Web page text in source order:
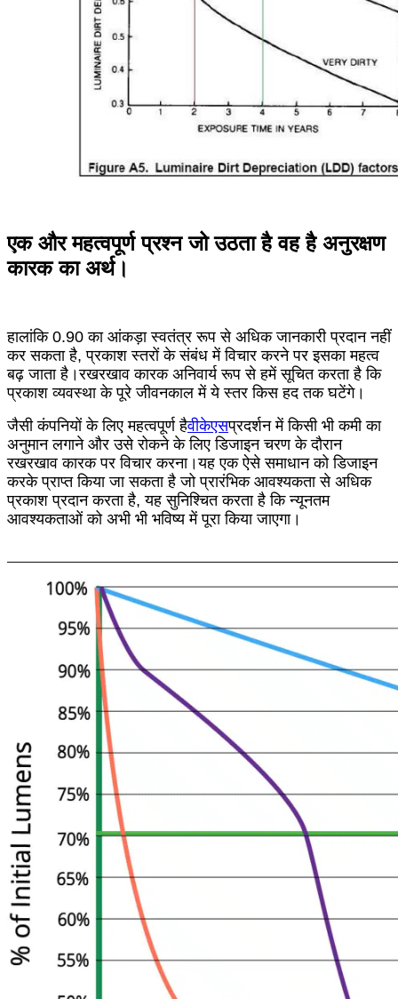
एक और महत्वपूर्ण प्रश्न जो उठता है वह है अनुरक्षण
कारक का अर्थ।
हालांकि 0.90 का आंकड़ा स्वतंत्र रूप से अधिक जानकारी प्रदान नहीं
कर सकता है, प्रकाश स्तरों के संबंध में विचार करने पर इसका महत्व
बढ़ जाता है।रखरखाव कारक अनिवार्य रूप से हमें सूचित करता है कि
प्रकाश व्यवस्था के पूरे जीवनकाल में ये स्तर किस हद तक घटेंगे।
जैसी कंपनियों के लिए महत्वपूर्ण हैवीकेएसप्रदर्शन में किसी भी कमी का
अनुमान लगाने और उसे रोकने के लिए डिजाइन चरण के दौरान
रखरखाव कारक पर विचार करना।यह एक ऐसे समाधान को डिजाइन
करके प्राप्त किया जा सकता है जो प्रारंभिक आवश्यकता से अधिक
प्रकाश प्रदान करता है, यह सुनिश्चित करता है कि न्यूनतम
आवश्यकताओं को अभी भी भविष्य में पूरा किया जाएगा।